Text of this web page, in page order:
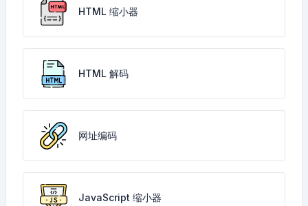
HTML 缩小器
HTML 解码
网址编码
JavaScript 缩小器